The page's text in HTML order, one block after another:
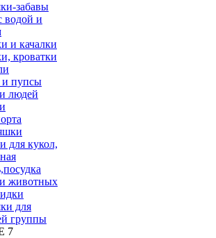
забавы
водой и
и качалки
кроватки
пупсы
людей
для кукол,
животных
для
группы
7